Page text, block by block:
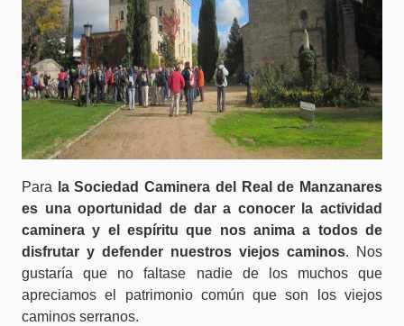
Para
la Sociedad Caminera del Real de Manzanares
es una oportunidad de dar a conocer la actividad
caminera y el espíritu que nos anima a todos de
disfrutar y defender nuestros viejos caminos. Nos
gustaría que no faltase nadie de los muchos que
apreciamos el patrimonio común que son los viejos
caminos serranos.